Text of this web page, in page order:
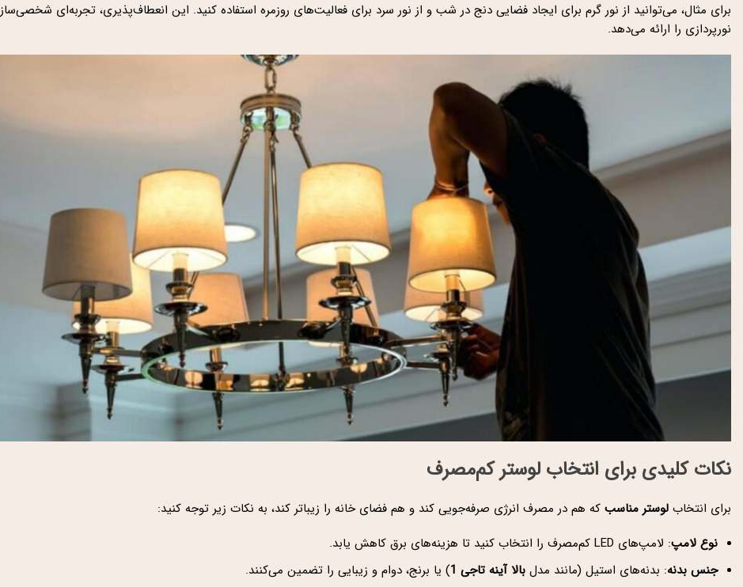
برای مثال، می‌توانید از نور گرم برای ایجاد فضایی دنج در شب و از نور سرد برای فعالیت‌های روزمره استفاده کنید. این انعطاف‌پذیری، تجربه‌ای
نورپردازی را ارائه می‌دهد.
نکات کلیدی برای انتخاب لوستر کم‌مصرف
برای انتخاب لوستر مناسب که هم در مصرف انرژی صرفه‌جویی کند و هم فضای خانه را زیباتر کند، به نکات زیر توجه کنید:
نوع لامپ: لامپ‌های LED کم‌مصرف را انتخاب کنید تا هزینه‌های برق کاهش یابد.
جنس بدنه: بدنه‌های استیل (مانند مدل بالا آینه تاجی 1 ) یا برنج، دوام و زیبایی را تضمین می‌کنند.